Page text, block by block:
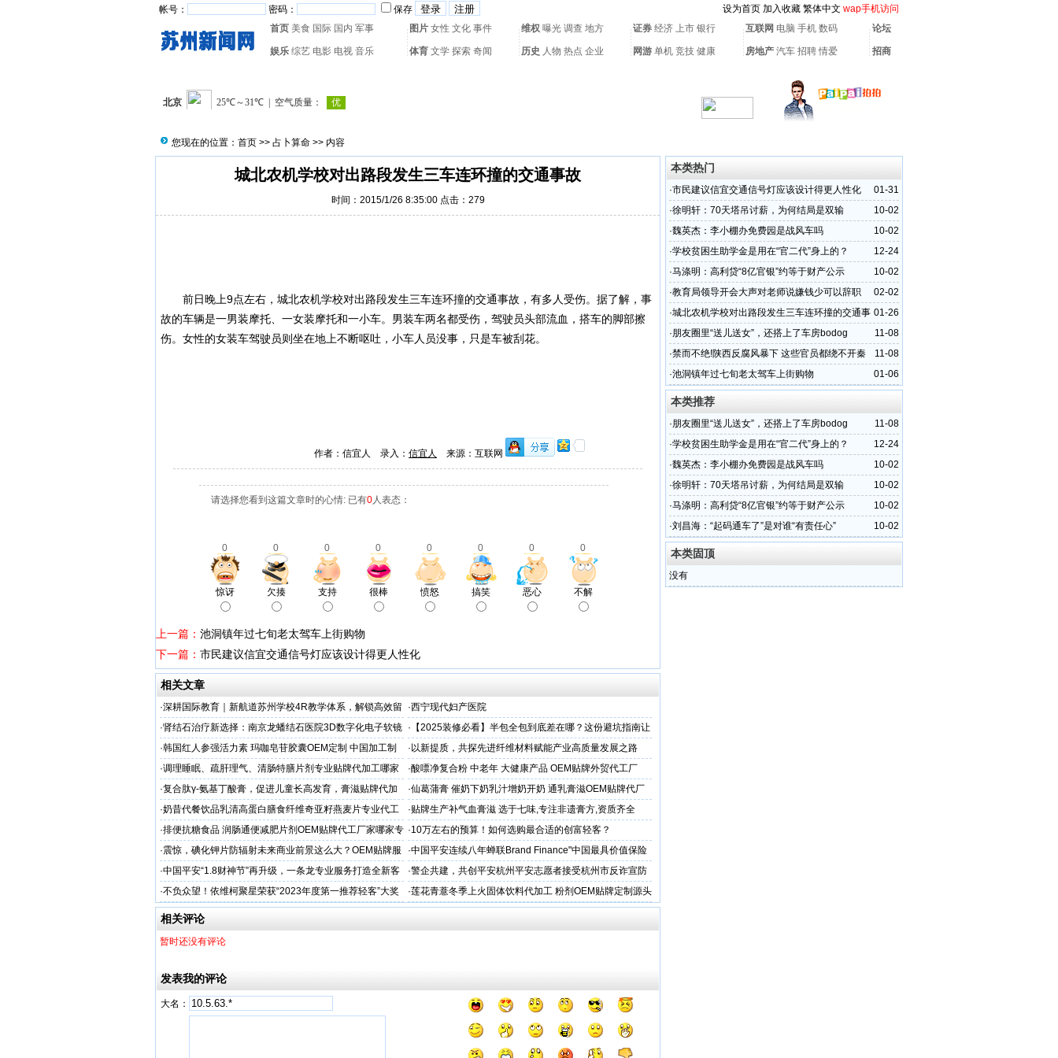
帐号： 密码： 保存 设为首页 加入收藏 繁体中文 wap手机访问
首页 美食 国际 国内 军事 图片 女性 文化 事件 维权 曝光 调查 地方 证券 经济 上市 银行 互联网 电脑 手机 数码 论坛
娱乐 综艺 电影 电视 音乐 体育 文学 探索 奇闻 历史 人物 热点 企业 网游 单机 竞技 健康 房地产 汽车 招聘 情爱 招商
您现在的位置： 首页 >> 占卜算命 >> 内容
城北农机学校对出路段发生三车连环撞的交通事故
时间：2015/1/26 8:35:00 点击： 279
前日晚上9点左右，城北农机学校对出路段发生三车连环撞的交通事故 ，有多人受伤。据了解，事
故的车辆是一男装摩托、一女装摩托和一小车。男装车两名都受伤，驾驶员头部流血，搭车的脚部擦
伤。女性的女装车驾驶员则坐在地上不断呕吐，小车人员没事，只是车被刮花。
作者：信宜人 录入： 信宜人 来源：互联网
请选择您看到这篇文章时的心情: 已有0人表态：
0 0 0 0 0 0 0 0
惊讶 欠揍 支持 很棒 愤怒 搞笑 恶心 不解
上一篇： 池洞镇年过七旬老太驾车上街购物
下一篇： 市民建议信宜交通信号灯应该设计得更人性化
相关文章
·深耕国际教育｜新航道苏州学校4R教学体系，解锁高效留
学备考之路
·西宁现代妇产医院
·肾结石治疗新选择：南京龙蟠结石医院3D数字化电子软镜
保肾取石术
· 【2025装修必看】半包全包到底差在哪？这份避坑指南让
你省下3万冤枉钱！
·韩国红人参强活力素 玛咖皂苷胶囊OEM定制 中国加工制
造商
· 以新提质，共探先进纤维材料赋能产业高质量发展之路
·调理睡眠、疏肝理气、清肠特膳片剂专业贴牌代加工哪家
专业
·酸嘌净复合粉 中老年 大健康产品 OEM贴牌外贸代工厂
·复合肽γ-氨基丁酸膏，促进儿童长高发育，膏滋贴牌代加
工厂家
·仙葛蒲膏 催奶下奶乳汁增奶开奶 通乳膏滋OEM贴牌代厂
家
·奶昔代餐饮品乳清高蛋白膳食纤维奇亚籽燕麦片专业代工
厂家
·贴牌生产补气血膏滋 选于七味,专注非遗膏方,资质齐全
·排便抗糖食品 润肠通便减肥片剂OEM贴牌代工厂家哪家专
业
·10万左右的预算！如何选购最合适的创富轻客？
·震惊，碘化钾片防辐射未来商业前景这么大？OEM贴牌服
务商
·中国平安连续八年蝉联Brand Finance"中国最具价值保险
品牌"
·中国平安“1.8财神节”再升级，一条龙专业服务打造全新客
户体验
·警企共建，共创平安杭州平安志愿者接受杭州市反诈宣防
人才专项培训
·不负众望！依维柯聚星荣获“2023年度第一推荐轻客”大奖 ·莲花青薏冬季上火固体饮料代加工 粉剂OEM贴牌定制源头
工厂
相关评论
暂时还没有评论
发表我的评论
大名：
本类热门
01-31
·市民建议信宜交通信号灯应该设计得更人性化
10-02
·徐明轩：70天塔吊讨薪，为何结局是双输
10-02
·魏英杰：李小棚办免费园是战风车吗
12-24
·学校贫困生助学金是用在“官二代”身上的？
10-02
·马涤明：高利贷“8亿官银”约等于财产公示
02-02
·教育局领导开会大声对老师说嫌钱少可以辞职
01-26
·城北农机学校对出路段发生三车连环撞的交通事
故
11-08
·朋友圈里“送儿送女”，还搭上了车房bodog
11-08
·禁而不绝!陕西反腐风暴下 这些官员都绕不开秦
岭扑克之星
01-06
·池洞镇年过七旬老太驾车上街购物
本类推荐
11-08
·朋友圈里“送儿送女”，还搭上了车房bodog
12-24
·学校贫困生助学金是用在“官二代”身上的？
10-02
·魏英杰：李小棚办免费园是战风车吗
10-02
·徐明轩：70天塔吊讨薪，为何结局是双输
10-02
·马涤明：高利贷“8亿官银”约等于财产公示
10-02
·刘昌海：“起码通车了”是对谁“有责任心”
本类固顶
没有